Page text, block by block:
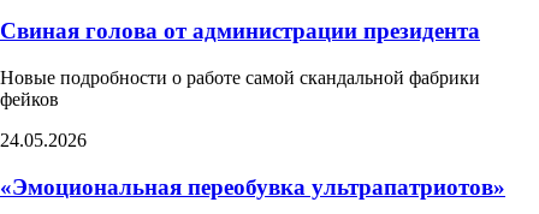
Свиная голова от администрации президента
Новые подробности о работе самой скандальной фабрики
фейков
24.05.2026
«Эмоциональная переобувка ультрапатриотов»